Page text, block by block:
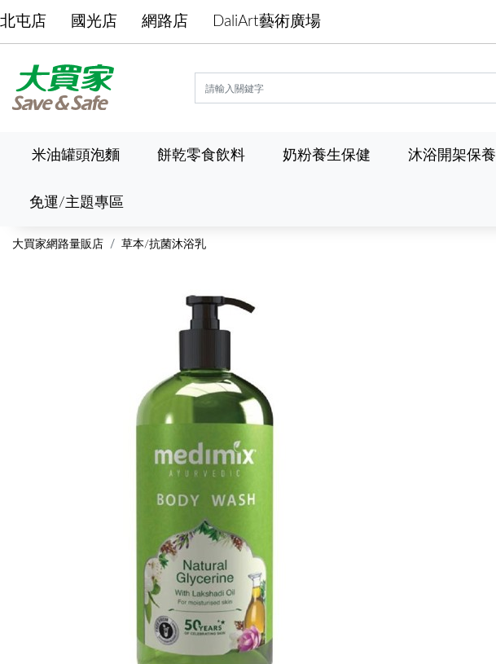
北屯店 國光店 網路店 DaliArt藝術廣場
米油罐頭泡麵 餅乾零食飲料 奶粉養生保健 沐浴開架保養
免運/主題專區
大買家網路量販店 草本/抗菌沐浴乳